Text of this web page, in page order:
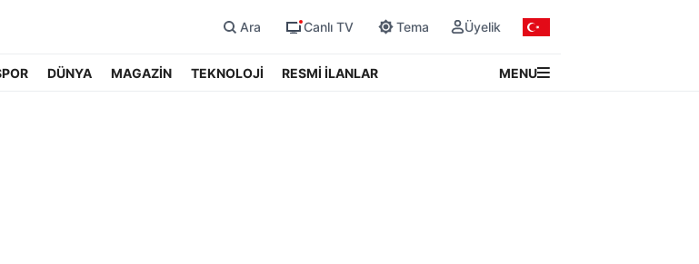
Ara Canlı TV Tema Üyelik
DÜNYA MAGAZİN TEKNOLOJİ RESMİ İLANLAR MENU